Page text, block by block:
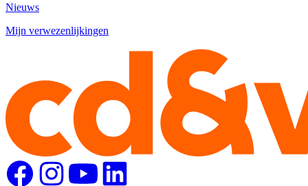
Nieuws
Mijn verwezenlijkingen